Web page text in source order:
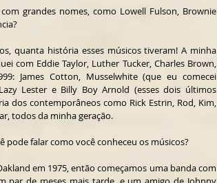
grandes nomes, como Lowell Fulson, Brownie
quanta história esses músicos tiveram! A minha
com Eddie Taylor, Luther Tucker, Charles Brown,
James Cotton, Musselwhite (que eu comecei
Lester e Billy Boy Arnold (esses dois últimos
dos contemporâneos como Rick Estrin, Rod, Kim,
todos da minha geração.
pode falar como você conheceu os músicos?
em 1975, então começamos uma banda com